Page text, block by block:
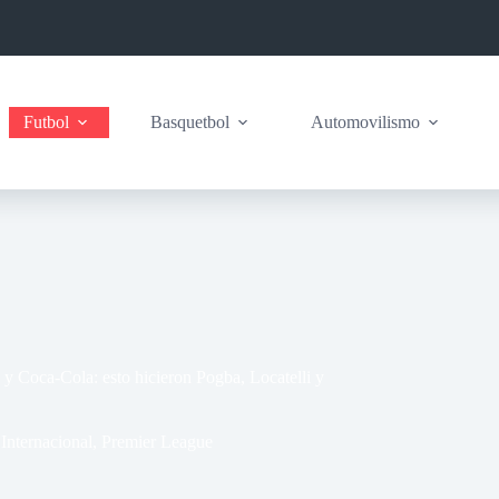
Futbol Basquetbol Automovilismo